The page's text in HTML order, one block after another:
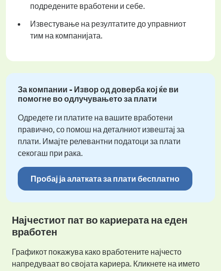
подредените вработени и себе.
Известување на резултатите до управниот
тим на компанијата.
За компании - Извор од доверба кој ќе ви
помогне во одлучувањето за плати
Одредете ги платите на вашите вработени
правично, со помош на деталниот извештај за
плати. Имајте релевантни податоци за плати
секогаш при рака.
Пробај ја алатката за плати бесплатно
Најчестиот пат во кариерата на еден
вработен
Графикот покажува како вработените најчесто
напредуваат во својата кариера. Кликнете на името